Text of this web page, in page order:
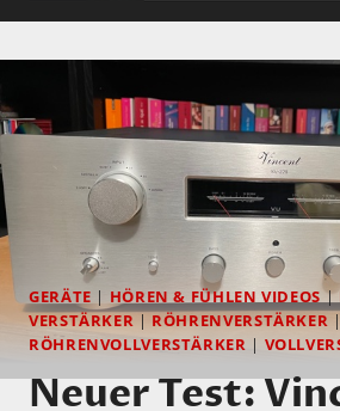
GERÄTE | HÖREN & FÜHLEN VIDEOS|
VERSTÄRKER | RÖHRENVERSTÄRKER
RÖHRENVOLLVERSTÄRKER |
Neuer Test: